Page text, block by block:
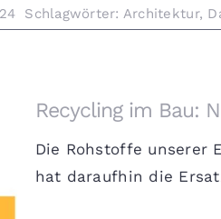
Schlagwörter: Architektur,
Recycling im Bau:
Die Rohstoffe unserer
hat daraufhin die